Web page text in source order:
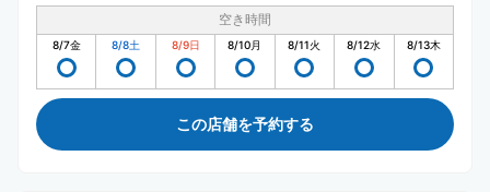
空き時間
8/7金 8/8土 8/9日 8/10月 8/11火 8/12水 8/13木
この店舗を予約する